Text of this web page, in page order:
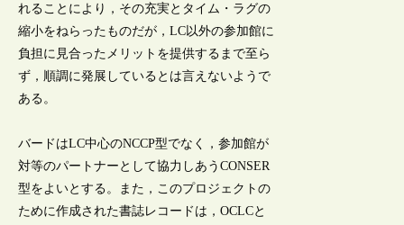
れることにより，その充実とタイム・ラグの
縮小をねらったものだが，LC以外の参加館に
負担に見合ったメリットを提供するまで至ら
ず，順調に発展しているとは言えないようで
ある。
バードはLC中心のNCCP型でなく，参加館が
対等のパートナーとして協力しあうCONSER
型をよいとする。また，このプロジェクトの
ために作成された書誌レコードは，OCLCと